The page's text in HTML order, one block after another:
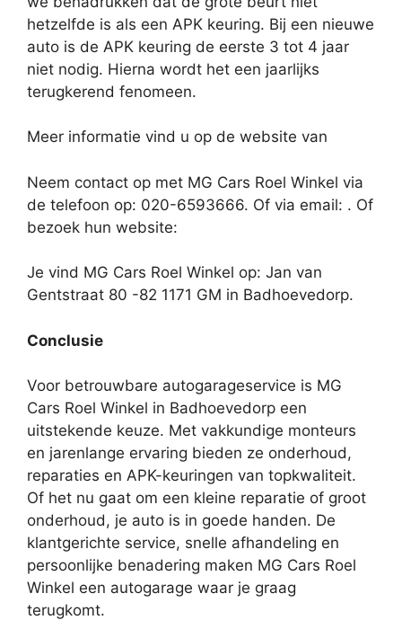
hetzelfde is als een APK keuring. Bij een nieuwe
auto is de APK keuring de eerste 3 tot 4 jaar
niet nodig. Hierna wordt het een jaarlijks
terugkerend fenomeen.
Meer informatie vind u op de website van
Neem contact op met MG Cars Roel Winkel via
de telefoon op: 020-6593666. Of via email: . Of
bezoek hun website:
Je vind MG Cars Roel Winkel op: Jan van
Gentstraat 80 -82 1171 GM in Badhoevedorp.
Conclusie
Voor betrouwbare autogarageservice is MG
Cars Roel Winkel in Badhoevedorp een
uitstekende keuze. Met vakkundige monteurs
en jarenlange ervaring bieden ze onderhoud,
reparaties en APK-keuringen van topkwaliteit.
Of het nu gaat om een kleine reparatie of groot
onderhoud, je auto is in goede handen. De
klantgerichte service, snelle afhandeling en
persoonlijke benadering maken MG Cars Roel
Winkel een autogarage waar je graag
terugkomt.